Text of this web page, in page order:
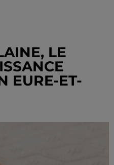
LE
EURE-ET-